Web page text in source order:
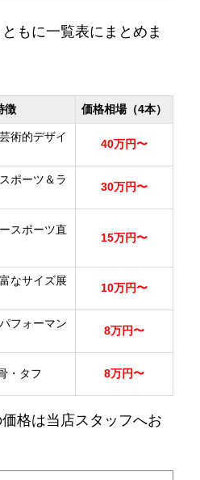
もに一覧表にまとめま
徴 価格相場（4本）
術的デザイ
40万円〜
ポーツ＆ラ
30万円〜
スポーツ直
15万円〜
なサイズ展
10万円〜
フォーマン
8万円〜
・タフ 8万円〜
格は当店スタッフへお